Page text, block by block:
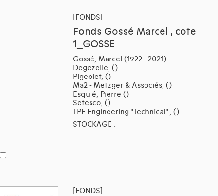
[FONDS]
Fonds Gossé Marcel , cote
1_GOSSE
Gossé, Marcel (1922 - 2021)
Degezelle, ()
Pigeolet, ()
Ma2 - Metzger & Associés, ()
Esquié, Pierre ()
Setesco, ()
TPF Engineering "Technical" , ()
STOCKAGE :
[FONDS]